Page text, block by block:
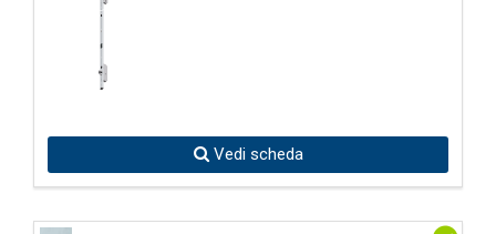
Vedi scheda